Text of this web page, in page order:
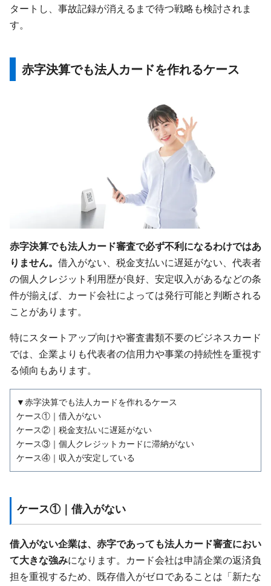
タートし、事故記録が消えるまで待つ戦略も検討されま
す。
赤字決算でも法人カードを作れるケース
赤字決算でも法人カード審査で必ず不利になるわけではあ
りません。 借入がない、税金支払いに遅延がない、代表者
の個人クレジット利用歴が良好、安定収入があるなどの条
件が揃えば、カード会社によっては発行可能と判断される
ことがあります。
特にスタートアップ向けや審査書類不要のビジネスカード
では、企業よりも代表者の信用力や事業の持続性を重視す
る傾向もあります。
▼赤字決算でも法人カードを作れるケース
ケース①｜借入がない
ケース②｜税金支払いに遅延がない
ケース③｜個人クレジットカードに滞納がない
ケース④｜収入が安定している
ケース①｜借入がない
借入がない企業は、赤字であっても法人カード審査におい
て大きな強みになります。カード会社は申請企業の返済負
担を重視するため、既存借入がゼロであることは「新たな